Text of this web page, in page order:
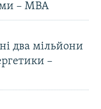
– МВА
два мільйони
–